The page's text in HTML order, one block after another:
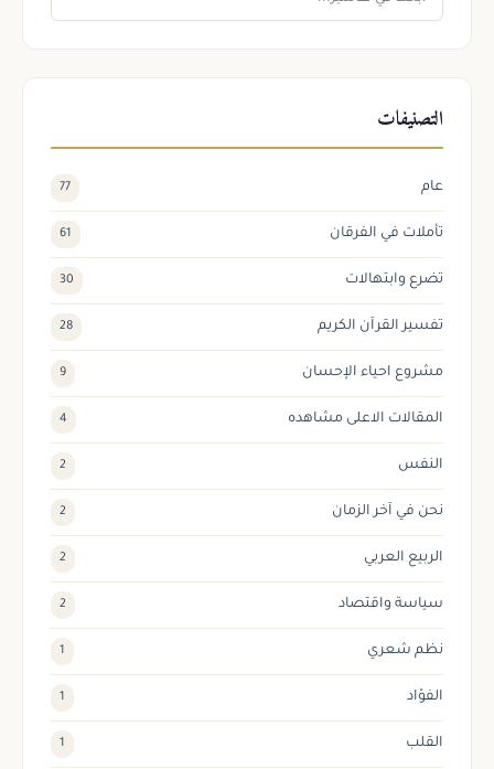
التصنيفات
عام 77
تأملات في الفرقان 61
تضرع وابتهالات 30
تفسير القرآن الكريم 28
مشروع احياء الإحسان 9
المقالات الاعلى مشاهده 4
النفس 2
نحن في آخر الزمان 2
الربيع العربي 2
سياسة واقتصاد 2
نظم شعري 1
الفؤاد 1
القلب 1